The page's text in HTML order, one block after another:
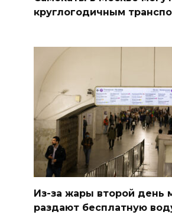
круглогодичным
Из-за жары второй день
раздают бесплатную